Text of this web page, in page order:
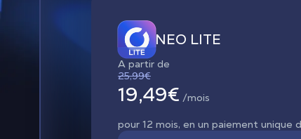
NEO LITE
A partir de
25,99€
19,49€ /mois
pour 12 mois, en un paiement unique